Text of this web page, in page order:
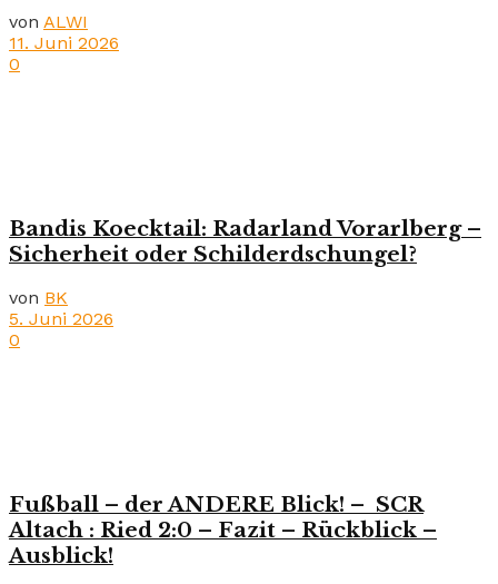
von ALWI
11. Juni 2026
0
Bandis Koecktail: Radarland Vorarlberg –
Sicherheit oder Schilderdschungel?
von BK
5. Juni 2026
0
Fußball – der ANDERE Blick! – SCR
Altach : Ried 2:0 – Fazit – Rückblick –
Ausblick!